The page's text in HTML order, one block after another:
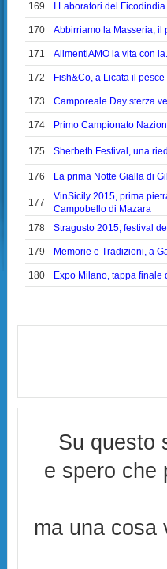
169 I Laboratori del
170 Abbirriamo la Masseria, il
171 AlimentiAMO la vita con
172 Fish&Co, a Licata il
173 Camporeale Day sterza
174 Primo Campionato
175 Sherbeth Festival, una
176
La prima Notte Gialla di
177
VinSicily 2015, prima
Campobello di Mazara
178 Stragusto 2015, festival
179 Memorie e Tradizioni, a
180 Expo Milano, tappa finale
Su questo
e spero che
ma una cosa